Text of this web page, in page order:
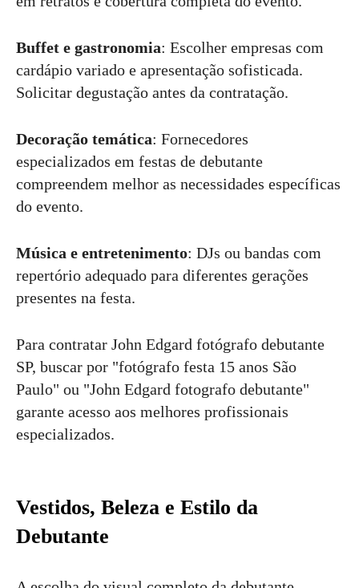
Buffet e gastronomia: Escolher empresas com
cardápio variado e apresentação sofisticada.
Solicitar degustação antes da contratação.
Decoração temática: Fornecedores
especializados em festas de debutante
compreendem melhor as necessidades específicas
do evento.
Música e entretenimento: DJs ou bandas com
repertório adequado para diferentes gerações
presentes na festa.
Para contratar John Edgard fotógrafo debutante
SP, buscar por "fotógrafo festa 15 anos São
Paulo" ou "John Edgard fotografo debutante"
garante acesso aos melhores profissionais
especializados.
Vestidos, Beleza e Estilo da
Debutante